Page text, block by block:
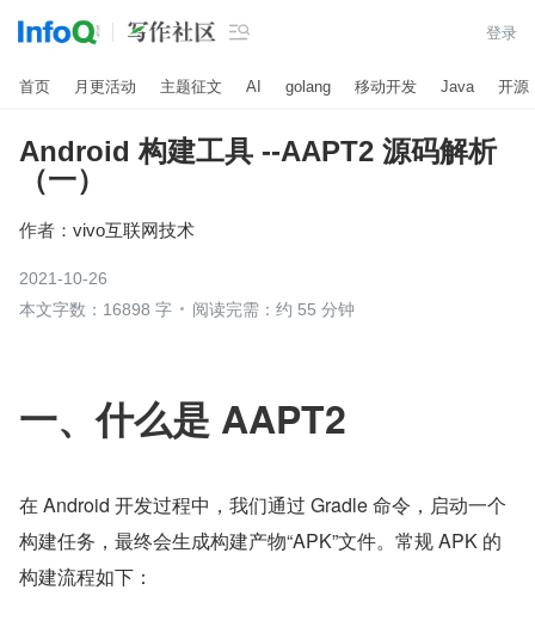
 登录
首页 月更活动 主题征文 AI golang 移动开发 Java 开源
Android 构建工具 --AAPT2 源码解析
（一）
作者： vivo互联网技术
2021-10-26
本文字数：16898 字
阅读完需：约 55 分钟
​一、什么是 AAPT2
在 Android 开发过程中，我们通过 Gradle 命令，启动一个
构建任务，最终会生成构建产物“APK”文件。常规 APK 的
构建流程如下：